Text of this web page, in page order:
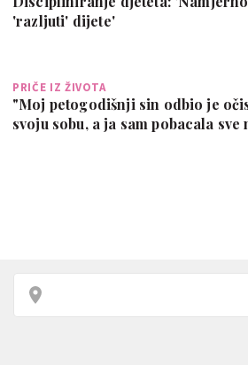
'razljuti' dijete'
PRIČE IZ ŽIVOTA
"Moj petogodišnji sin odbio je
svoju sobu, a ja sam pobacala